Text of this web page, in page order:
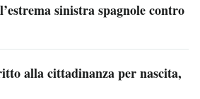
sinistra spagnole contro
alla cittadinanza per nascita,